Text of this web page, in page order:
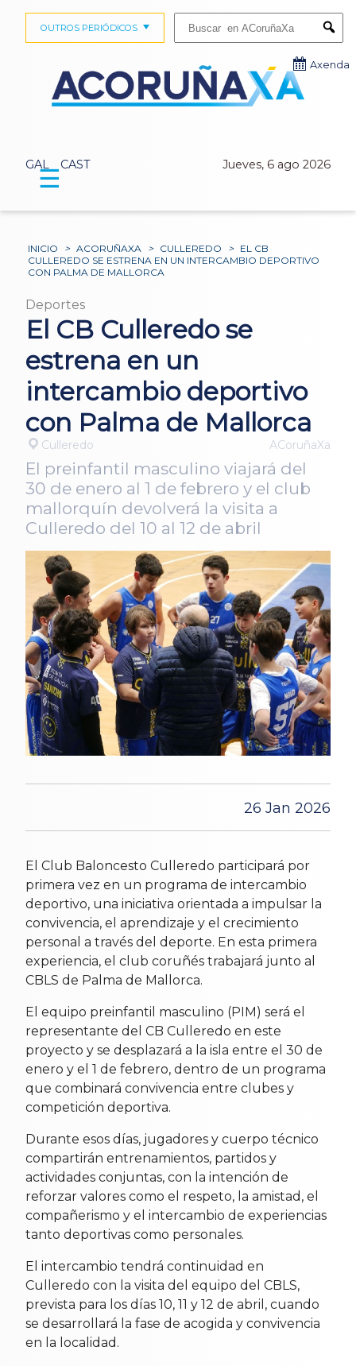
GAL CAST Jueves, 6 ago 2026
OUTROS PERIÓDICOS
Axenda
☰
INICIO > ACORUÑAXA > CULLEREDO > EL CB
CULLEREDO SE ESTRENA EN UN INTERCAMBIO DEPORTIVO
CON PALMA DE MALLORCA
Deportes
El CB Culleredo se
estrena en un
intercambio deportivo
con Palma de Mallorca
Culleredo ACoruñaXa
El preinfantil masculino viajará del
30 de enero al 1 de febrero y el club
mallorquín devolverá la visita a
Culleredo del 10 al 12 de abril
26 Jan 2026
El Club Baloncesto Culleredo participará por
primera vez en un programa de intercambio
deportivo, una iniciativa orientada a impulsar la
convivencia, el aprendizaje y el crecimiento
personal a través del deporte. En esta primera
experiencia, el club coruñés trabajará junto al
CBLS de Palma de Mallorca.
El equipo preinfantil masculino (PIM) será el
representante del CB Culleredo en este
proyecto y se desplazará a la isla entre el 30 de
enero y el 1 de febrero, dentro de un programa
que combinará convivencia entre clubes y
competición deportiva.
Durante esos días, jugadores y cuerpo técnico
compartirán entrenamientos, partidos y
actividades conjuntas, con la intención de
reforzar valores como el respeto, la amistad, el
compañerismo y el intercambio de experiencias
tanto deportivas como personales.
El intercambio tendrá continuidad en
Culleredo con la visita del equipo del CBLS,
prevista para los días 10, 11 y 12 de abril, cuando
se desarrollará la fase de acogida y convivencia
en la localidad.